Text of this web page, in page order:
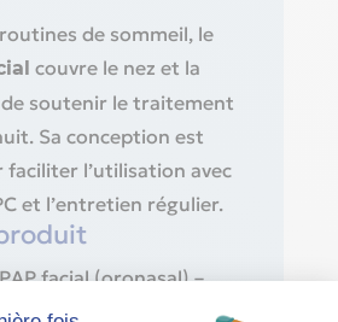
de sommeil, le
couvre le nez et la
soutenir le traitement
Sa conception est
faciliter l’utilisation avec
et l’entretien régulier.
facial (oronasal) –
FF